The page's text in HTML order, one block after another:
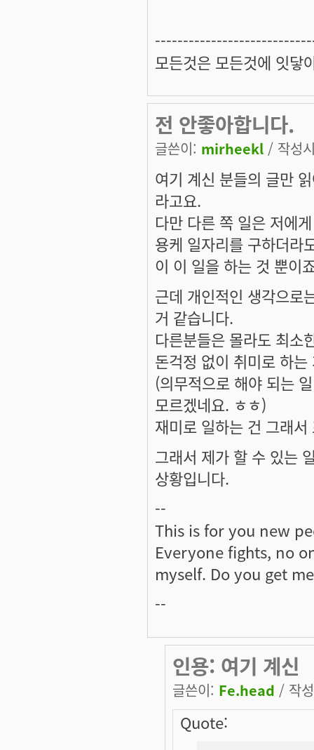
모든것은 모든것에 잇닿
전 안좋아합니다.
글쓴이: mirheekl / 작성
여기 계신 분들의 글만
라고요.
다만 다른 쪽 일은 저에
용케 일자리를 구하더라
이 이 일을 하는 것 뿐이
근데 개인적인 생각으로
거 같습니다.
다른분들은 몰라도 최소
돈걱정 없이 취미로 하
(의무적으로 해야 되는
모르겠네요. ㅎㅎ)
재미로 일하는 건 그래서
그래서 제가 할 수 있는
상황입니다.
--
This is for you new
Everyone fights, no
myself. Do you get
--
인용: 여기 계신
글쓴이: Fe.head / 작
Quote: